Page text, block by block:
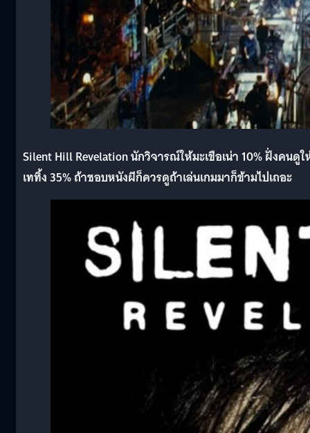
Silent Hill Revelation นักวิจารณ์ให้มะเขือเน่า 10% ฝั่งคนดูใ
เททิ้ง 35% ถ้าชอบหนังผีก็ควรดูถ้าเล่นเกมมาก็ข้ามไปเถอะ